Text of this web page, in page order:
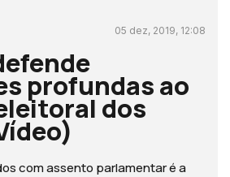
05 dez, 2019, 12:08
profundas ao
dos
com assento parlamentar é a